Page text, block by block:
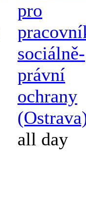
pro
sociálně-
právní
ochrany
all day